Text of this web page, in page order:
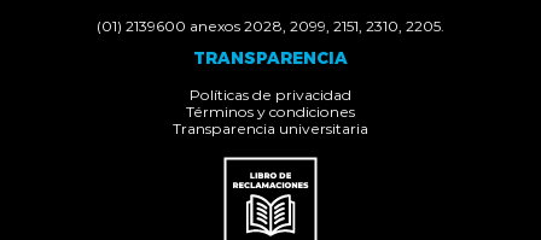
(01) 2139600 anexos 2028, 2099, 2151, 2310, 2205.
TRANSPARENCIA
Políticas de privacidad
Términos y condiciones
Transparencia universitaria